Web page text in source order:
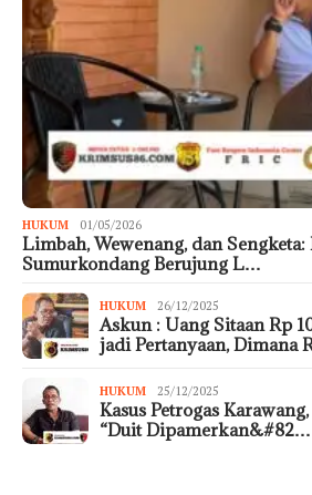
HUKUM 01/05/2026
Limbah, Wewenang, dan
Sumurkondang Berujung L…
HUKUM 26/12/2025
Askun : Uang Sitaan Rp
jadi Pertanyaan, Dimana
HUKUM 25/12/2025
Kasus Petrogas
“Duit Dipamerkan&#82…